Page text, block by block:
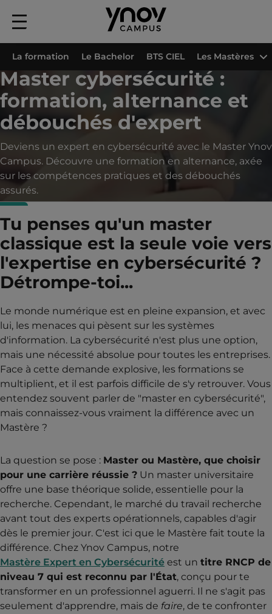
Menu
principal
Master cybersécurité :
formation, alternance et
débouchés d'expert
Deviens un expert en cybersécurité avec le Master Ynov
Campus. Découvre une formation en alternance, axée
sur les compétences pratiques et des débouchés
assurés.
La formation Le Bachelor BTS CIEL Les Mastères
Tu penses qu'un master
classique est la seule voie vers
l'expertise en cybersécurité ?
Détrompe-toi...
Le monde numérique est en pleine expansion, et avec
lui, les menaces qui pèsent sur les systèmes
d'information. La cybersécurité n'est plus une option,
mais une nécessité absolue pour toutes les entreprises.
Face à cette demande explosive, les formations se
multiplient, et il est parfois difficile de s'y retrouver. Vous
entendez souvent parler de "master en cybersécurité",
mais connaissez-vous vraiment la différence avec un
Mastère ?
La question se pose : Master ou Mastère, que choisir
pour une carrière réussie ? Un master universitaire
offre une base théorique solide, essentielle pour la
recherche. Cependant, le marché du travail recherche
avant tout des experts opérationnels, capables d'agir
dès le premier jour. C'est ici que le Mastère fait toute la
différence. Chez Ynov Campus, notre
Mastère Expert en Cybersécurité est un titre RNCP de
niveau 7 qui est reconnu par l'État, conçu pour te
transformer en un professionnel aguerri. Il ne s'agit pas
seulement d'apprendre, mais de faire, de te confronter